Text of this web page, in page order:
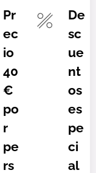
Pr
ec
io
40
€
po
r
pe
rs
De
sc
ue
nt
os
es
pe
ci
al